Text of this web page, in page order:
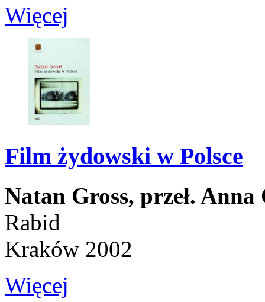
Więcej
Film żydowski w Polsce
Natan Gross, przeł.
Rabid
Kraków 2002
Więcej